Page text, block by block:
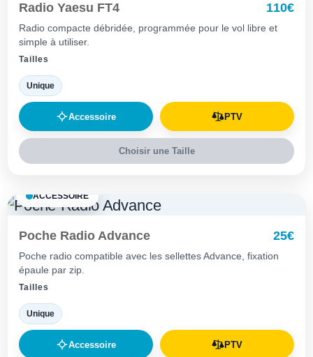
Radio Yaesu FT4 110€
Radio compacte débridée, programmée pour le vol libre et
simple à utiliser.
Tailles
Unique
Accessoire PTV
Choisir une Taille
ACCESSOIRE
Poche Radio Advance 25€
Poche radio compatible avec les sellettes Advance, fixation
épaule par zip.
Tailles
Unique
Accessoire PTV